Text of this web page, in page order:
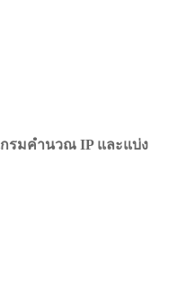
กรมคำนวณ IP และแบ่ง